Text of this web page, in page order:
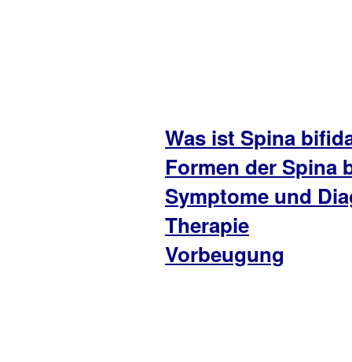
Was ist Spina
Formen der Spina
Symptome und
Therapie
Vorbeugung